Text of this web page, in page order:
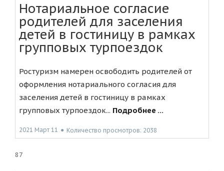
Нотариальное согласие
родителей для заселения
детей в гостиницу в рамках
групповых турпоездок
Ростуризм намерен освободить родителей от
оформления нотариального согласия для
заселения детей в гостиницу в рамках
групповых турпоездок... Подробнее ...
2021 Март 11 ● Количество просмотров: 2038
87